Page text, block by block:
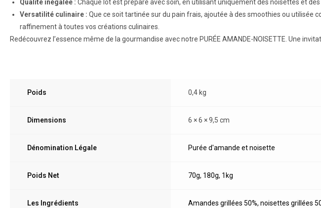
Qualité inégalée : Chaque lot est préparé avec soin, en utilisant uniquement des noisettes et
Versatilité culinaire : Que ce soit tartinée sur du pain frais, ajoutée à des smoothies ou
raffinement à toutes vos créations culinaires.
Redécouvrez l’essence même de la gourmandise avec notre PURÉE AMANDE-NOISETTE. Une
Poids 0,4 kg
Dimensions 6 × 6 × 9,5 cm
Dénomination Légale Purée d'amande et noisette
Poids Net 70g, 180g, 1kg
Les Ingrédients Amandes grillées 50%, noisettes grillées